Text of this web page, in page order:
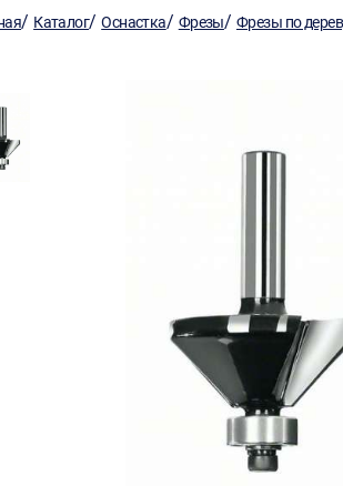
/ Каталог/Оснастка/ Фрезы/ Фрезы по